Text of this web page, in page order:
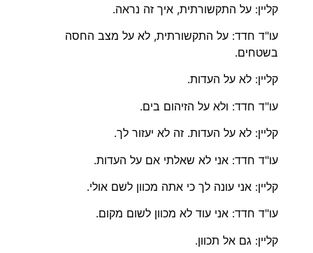
קליין: על התקשורתית, איך זה נראה.
עו"ד חדד: על התקשורתית, לא על מצב החסה
בשטחים.
קליין: לא על העדות.
עו"ד חדד: ולא על הזיהום בים.
קליין: לא על העדות. זה לא יעזור לך.
עו"ד חדד: אני לא שאלתי אם על העדות.
קליין: אני עונה לך כי אתה מכוון לשם אולי.
עו"ד חדד: אני עוד לא מכוון לשום מקום.
קליין: גם אל תכוון.